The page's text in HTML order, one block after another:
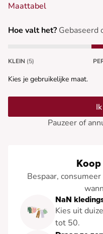
Maattabel
Hoe valt het? Gebaseerd
KLEIN (5)
Kies je gebruikelijke maat.
Pauzeer of
Bespaar,
NaN
Kies uit
tot 50.